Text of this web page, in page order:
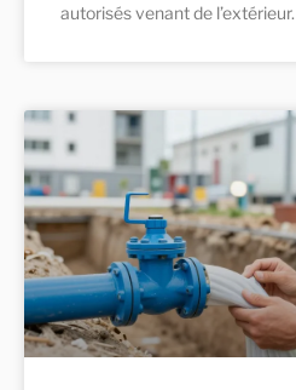
autorisés venant de